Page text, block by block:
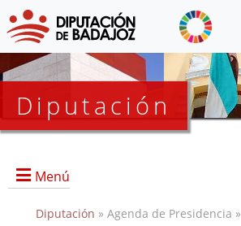
Diputación
Menú
Diputación » Agenda de Presidencia »